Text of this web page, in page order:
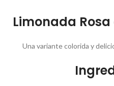
Limonada Rosa
Una variante colorida y